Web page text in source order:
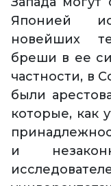
Японией
новейших
бреши в ее
частности, в
были
которые, как
и